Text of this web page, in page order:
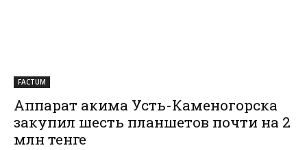
FACTUM
Аппарат акима Усть-Каменогорска
закупил шесть планшетов почти на 2
млн тенге